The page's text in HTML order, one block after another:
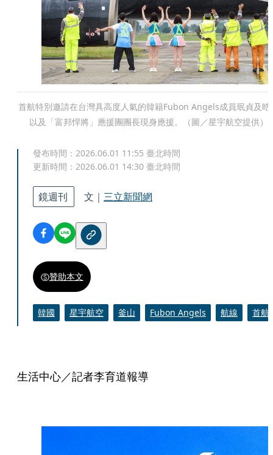
首航特別邀請在台灣具高度人氣的韓籍Fubon Angels成員珉貞及晧
以及「富邦悍將」應援團團長現身應援。（圖／星宇航空提供）
發布時間： 2026.06.01 11:55 臺北時間
更新時間： 2026.06.01 14:30 臺北時間
鏡週刊 文｜ 三立新聞網
贊助本文
韓國 星宇航空 釜山 Fubon Angels 航線 首航
生活中心／記者李育道報導